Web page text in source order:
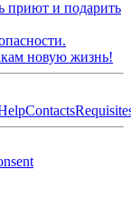
приют и подарить
новую жизнь!
Contacts